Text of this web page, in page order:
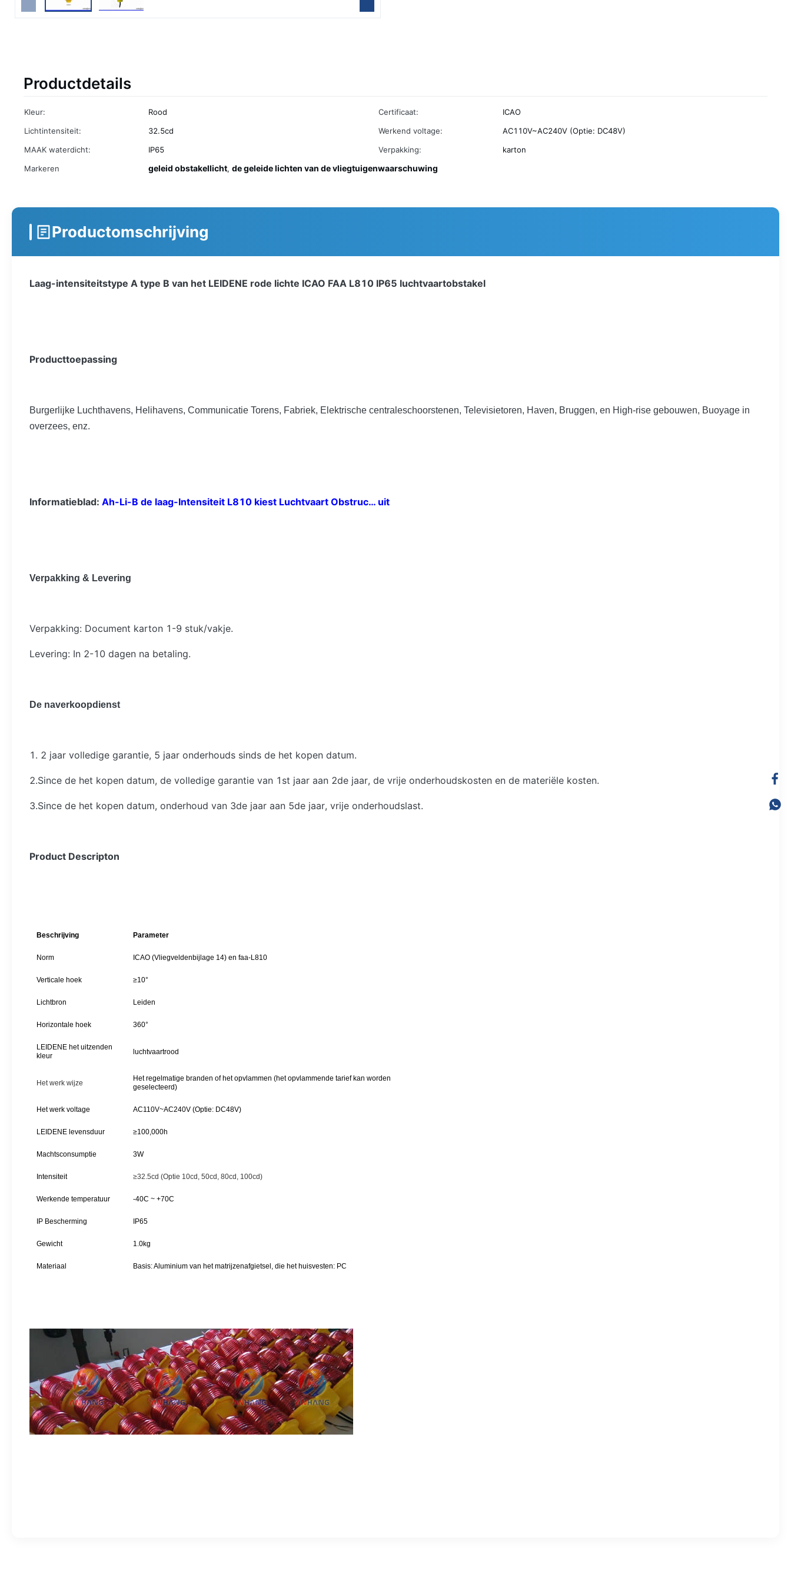
Productdetails
Kleur: Rood Certificaat:
ICAO
Lichtintensiteit:
32.5cd Werkend voltage:
AC110V~AC240V (Optie: DC48V)
MAAK waterdicht:
IP65 Verpakking:
karton
Markeren
geleid obstakellicht, de geleide lichten van de vliegtuigenwaarschuwing
Productomschrijving
Laag-intensiteitstype A type B van het LEIDENE rode lichte ICAO FAA L810 IP65 luchtvaartobstakel
Producttoepassing
Burgerlijke Luchthavens, Helihavens, Communicatie Torens, Fabriek, Elektrische centraleschoorstenen, Televisietoren, Haven, Bruggen, en High-rise gebouwen, Buoyage in
overzees, enz.
Informatieblad: Ah-Li-B de laag-Intensiteit L810 kiest Luchtvaart Obstruc… uit
Verpakking & Levering
Verpakking: Document karton 1-9 stuk/vakje.
Levering: In 2-10 dagen na betaling.
De naverkoopdienst
1. 2 jaar volledige garantie, 5 jaar onderhouds sinds de het kopen datum.
2.Since de het kopen datum, de volledige garantie van 1st jaar aan 2de jaar, de vrije onderhoudskosten en de materiële kosten.
3.Since de het kopen datum, onderhoud van 3de jaar aan 5de jaar, vrije onderhoudslast.
Product Descripton
Beschrijving Parameter
Norm ICAO (Vliegveldenbijlage 14) en faa-L810
Verticale hoek ≥10°
Lichtbron Leiden
Horizontale hoek 360°
LEIDENE het uitzenden
kleur
luchtvaartrood
Het werk wijze
Het regelmatige branden of het opvlammen (het opvlammende tarief kan worden
geselecteerd)
Het werk voltage AC110V~AC240V (Optie: DC48V)
LEIDENE levensduur ≥100,000h
Machtsconsumptie 3W
Intensiteit ≥32.5cd (Optie 10cd, 50cd, 80cd, 100cd)
Werkende temperatuur -40C ~ +70C
IP Bescherming IP65
Gewicht 1.0kg
Materiaal Basis: Aluminium van het matrijzenafgietsel, die het huisvesten: PC